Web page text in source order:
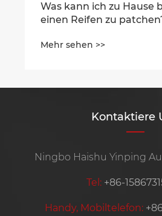
Tutorial zum Austausch
Autoreifenventilen
Mehr sehen >>
Kontaktiere
Ningbo Haishu Yinping
Tel: +86-
Handy, Mobiltelefon: